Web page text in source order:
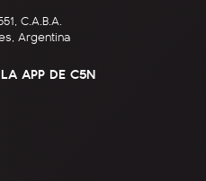
C.A.B.A.
Argentina
APP DE C5N